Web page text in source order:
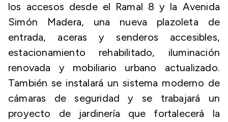
los accesos desde el Ramal 8 y la Avenida
Simón Madera, una nueva plazoleta de
entrada, aceras y senderos accesibles,
estacionamiento rehabilitado, iluminación
renovada y mobiliario urbano actualizado.
También se instalará un sistema moderno de
cámaras de seguridad y se trabajará un
proyecto de jardinería que fortalecerá la